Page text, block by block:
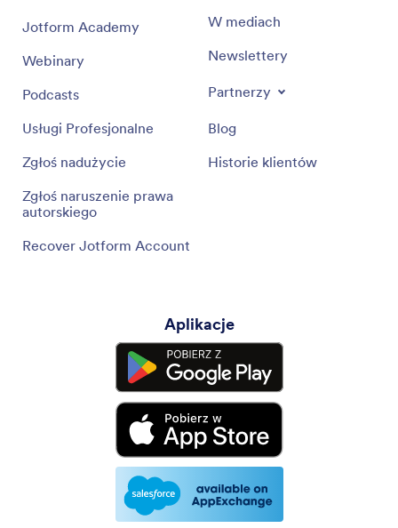
Jotform Academy
Webinary
Podcasts
Usługi Profesjonalne
Zgłoś nadużycie
Zgłoś naruszenie prawa
autorskiego
Recover Jotform Account
W mediach
Newslettery
Partnerzy
Blog
Historie klientów
Aplikacje